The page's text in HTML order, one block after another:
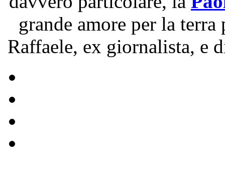
grande amore per la
Raffaele, ex giornalista, e